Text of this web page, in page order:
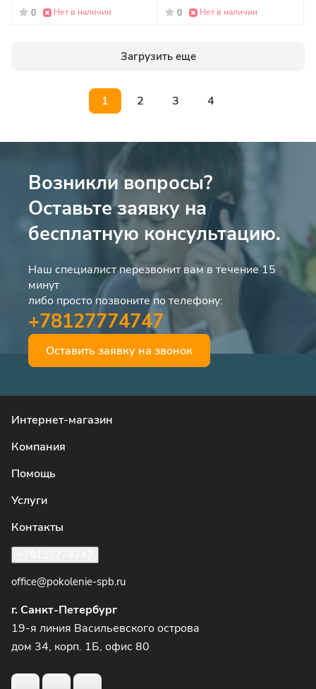
0 Нет в наличии 0 Нет в наличии
Загрузить еще
1 2 3 4
Возникли вопросы?
Оставьте заявку на
бесплатную консультацию.
Наш специалист перезвонит вам в течение 15
минут
либо просто позвоните по телефону:
+78127774747
Оставить заявку на звонок
Интернет-магазин
Компания
Помощь
Услуги
Контакты
office@pokolenie-spb.ru
г. Санкт-Петербург
19-я линия Васильевского острова
дом 34, корп. 1Б, офис 80